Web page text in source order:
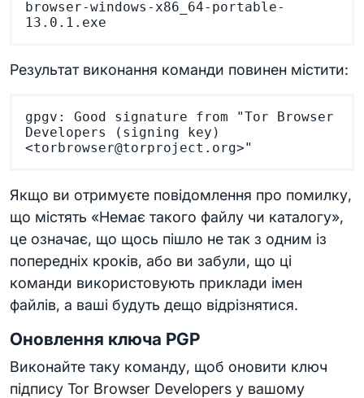
browser-windows-x86_64-portable-
Результат виконання команди повинен містити:
gpgv: Good signature from "Tor Browser
Developers (signing key)
Якщо ви отримуєте повідомлення про помилку,
що містять «Немає такого файлу чи каталогу»,
це означає, що щось пішло не так з одним із
попередніх кроків, або ви забули, що ці
команди використовують приклади імен
файлів, а ваші будуть дещо відрізнятися.
Оновлення ключа PGP
Виконайте таку команду, щоб оновити ключ
підпису Tor Browser Developers у вашому